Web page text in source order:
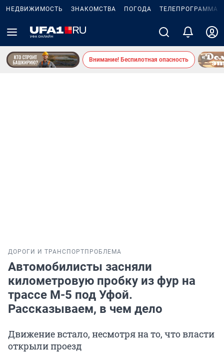
НЕДВИЖИМОСТЬ ЗНАКОМСТВА ПОГОДА ТЕЛЕПРОГРАММА
Внимание! Беспилотная опасность
ДОРОГИ И ТРАНСПОРТ ПРОБЛЕМА
Автомобилисты засняли
километровую пробку из фур на
трассе М-5 под Уфой.
Рассказываем, в чем дело
Движение встало, несмотря на то, что власти
открыли проезд